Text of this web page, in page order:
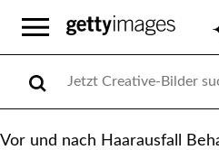
Vor und nach Haarausfall